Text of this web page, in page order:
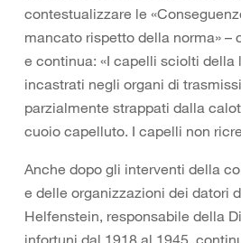
contestualizzare le
mancato rispetto della norma» –
e continua: «I capelli sciolti della
incastrati negli organi di
parzialmente strappati dalla
cuoio capelluto. I capelli non
Anche dopo gli interventi della
e delle organizzazioni dei datori
Helfenstein, responsabile della
infortuni dal 1918 al 1945,